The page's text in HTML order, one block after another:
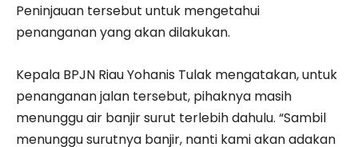
Peninjauan tersebut untuk mengetahui
penanganan yang akan dilakukan.
Kepala BPJN Riau Yohanis Tulak mengatakan, untuk
penanganan jalan tersebut, pihaknya masih
menunggu air banjir surut terlebih dahulu. “Sambil
menunggu surutnya banjir, nanti kami akan adakan